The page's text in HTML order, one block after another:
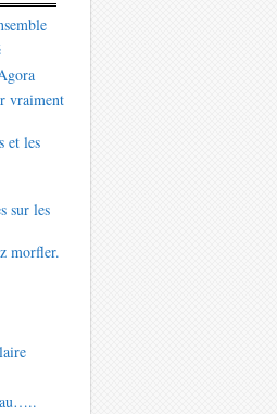
vraiment
et les
sur les
morfler.